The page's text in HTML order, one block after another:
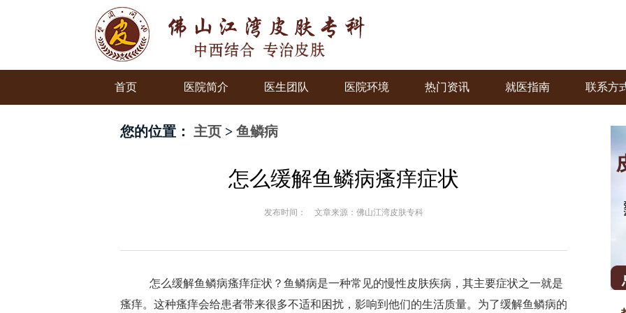
首页 医院简介 医生团队 医院环境 热门资讯 就医指南 联系方
您的位置： 主页 > 鱼鳞病
怎么缓解鱼鳞病瘙痒症状
发布时间： 文章来源：佛山江湾皮肤专科
怎么缓解鱼鳞病瘙痒症状？鱼鳞病是一种常见的慢性皮肤疾病，其主要症状之一就是
瘙痒。这种瘙痒会给患者带来很多不适和困扰，影响到他们的生活质量。为了缓解鱼鳞病的